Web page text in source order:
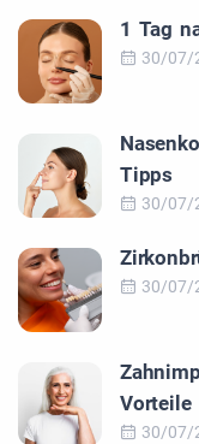
1 Tag
30/07/
Tipps
30/07/
30/07/
Vorteile
30/07/